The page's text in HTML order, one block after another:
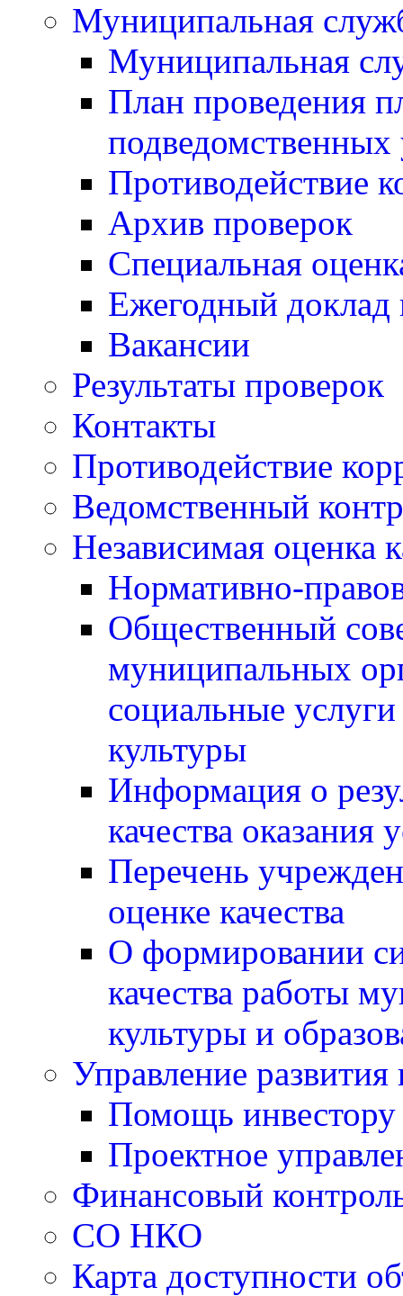
Муниципальная
Муниципальная
План проведения
Противодействие
Архив проверок
Специальная
Ежегодный доклад
Вакансии
Результаты проверок
Контакты
Противодействие
Ведомственный
Независимая оценка
Нормативно-
Общественный
муниципальных
социальные
культуры
Информация о
качества оказания
Перечень
оценке качества
О формировании
качества работы
культуры и
Управление развития
Помощь инвестору
Проектное
Финансовый
СО НКО
Карта доступности